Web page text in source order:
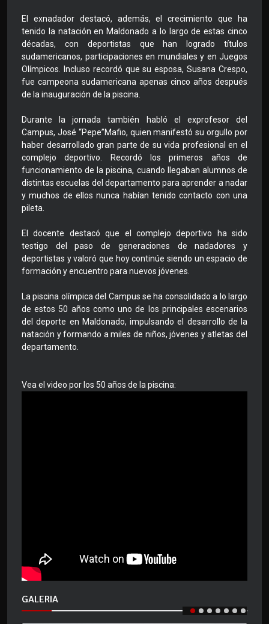
El exnadador destacó, además, el crecimiento que ha
tenido la natación en Maldonado a lo largo de estas cinco
décadas, con deportistas que han logrado títulos
sudamericanos, participaciones en mundiales y en Juegos
Olímpicos. Incluso recordó que su esposa, Susana Crespo,
fue campeona sudamericana apenas cinco años después
de la inauguración de la piscina.
Durante la jornada también habló el exprofesor del
Campus, José “Pepe”Mafio, quien manifestó su orgullo por
haber desarrollado gran parte de su vida profesional en el
complejo deportivo. Recordó los primeros años de
funcionamiento de la piscina, cuando llegaban alumnos de
distintas escuelas del departamento para aprender a nadar
y muchos de ellos nunca habían tenido contacto con una
pileta.
El docente destacó que el complejo deportivo ha sido
testigo del paso de generaciones de nadadores y
deportistas y valoró que hoy continúe siendo un espacio de
formación y encuentro para nuevos jóvenes.
La piscina olímpica del Campus se ha consolidado a lo largo
de estos 50 años como uno de los principales escenarios
del deporte en Maldonado, impulsando el desarrollo de la
natación y formando a miles de niños, jóvenes y atletas del
departamento.
Vea el video por los 50 años de la piscina:
GALERIA